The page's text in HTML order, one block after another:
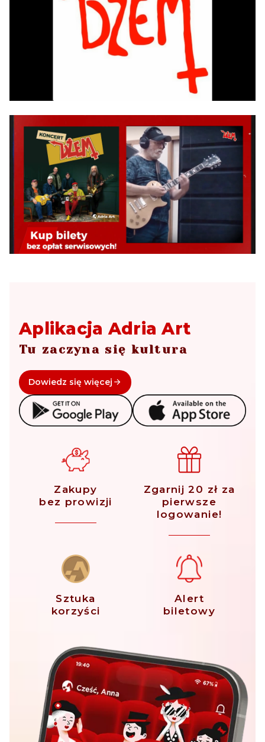
Aplikacja Adria Art
Tu zaczyna się kultura
Dowiedz się więcej
Zakupy
bez prowizji
Zgarnij 20 zł za
pierwsze
logowanie!
Sztuka
korzyści
Alert
biletowy